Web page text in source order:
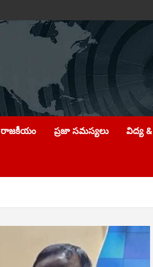
రాజకీయం ప్రజా సమస్యలు విద్య